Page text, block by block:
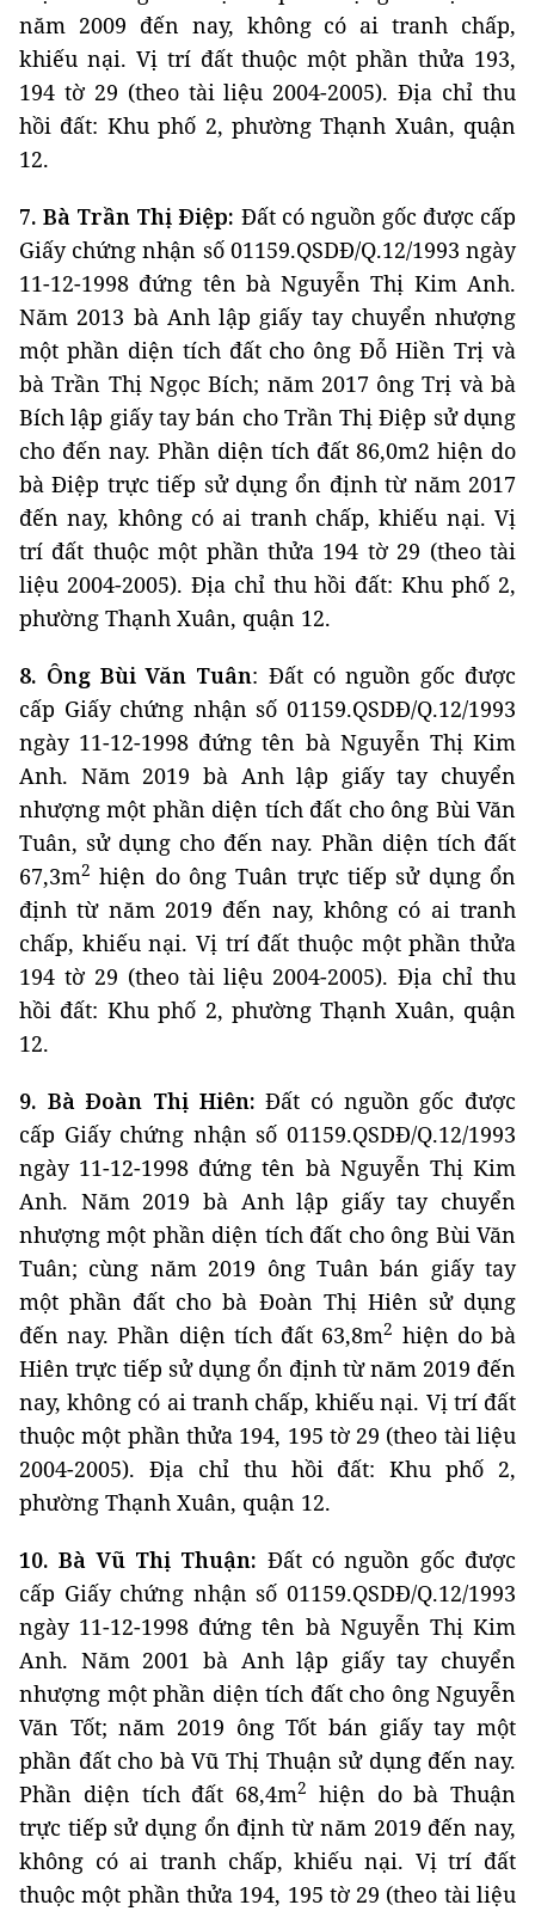
năm 2009 đến nay, không có ai tranh chấp,
khiếu nại. Vị trí đất thuộc một phần thửa 193,
194 tờ 29 (theo tài liệu 2004-2005). Địa chỉ thu
hồi đất: Khu phố 2, phường Thạnh Xuân, quận
12.
7. Bà Trần Thị Điệp: Đất có nguồn gốc được cấp
Giấy chứng nhận số 01159.QSDĐ/Q.12/1993 ngày
11-12-1998 đứng tên bà Nguyễn Thị Kim Anh.
Năm 2013 bà Anh lập giấy tay chuyển nhượng
một phần diện tích đất cho ông Đỗ Hiền Trị và
bà Trần Thị Ngọc Bích; năm 2017 ông Trị và bà
Bích lập giấy tay bán cho Trần Thị Điệp sử dụng
cho đến nay. Phần diện tích đất 86,0m2 hiện do
bà Điệp trực tiếp sử dụng ổn định từ năm 2017
đến nay, không có ai tranh chấp, khiếu nại. Vị
trí đất thuộc một phần thửa 194 tờ 29 (theo tài
liệu 2004-2005). Địa chỉ thu hồi đất: Khu phố 2,
phường Thạnh Xuân, quận 12.
8. Ông Bùi Văn Tuân: Đất có nguồn gốc được
cấp Giấy chứng nhận số 01159.QSDĐ/Q.12/1993
ngày 11-12-1998 đứng tên bà Nguyễn Thị Kim
Anh. Năm 2019 bà Anh lập giấy tay chuyển
nhượng một phần diện tích đất cho ông Bùi Văn
Tuân, sử dụng cho đến nay. Phần diện tích đất
67,3m2 hiện do ông Tuân trực tiếp sử dụng ổn
định từ năm 2019 đến nay, không có ai tranh
chấp, khiếu nại. Vị trí đất thuộc một phần thửa
194 tờ 29 (theo tài liệu 2004-2005). Địa chỉ thu
hồi đất: Khu phố 2, phường Thạnh Xuân, quận
12.
9. Bà Đoàn Thị Hiên: Đất có nguồn gốc được
cấp Giấy chứng nhận số 01159.QSDĐ/Q.12/1993
ngày 11-12-1998 đứng tên bà Nguyễn Thị Kim
Anh. Năm 2019 bà Anh lập giấy tay chuyển
nhượng một phần diện tích đất cho ông Bùi Văn
Tuân; cùng năm 2019 ông Tuân bán giấy tay
một phần đất cho bà Đoàn Thị Hiên sử dụng
đến nay. Phần diện tích đất 63,8m2 hiện do bà
Hiên trực tiếp sử dụng ổn định từ năm 2019 đến
nay, không có ai tranh chấp, khiếu nại. Vị trí đất
thuộc một phần thửa 194, 195 tờ 29 (theo tài liệu
2004-2005). Địa chỉ thu hồi đất: Khu phố 2,
phường Thạnh Xuân, quận 12.
10. Bà Vũ Thị Thuận: Đất có nguồn gốc được
cấp Giấy chứng nhận số 01159.QSDĐ/Q.12/1993
ngày 11-12-1998 đứng tên bà Nguyễn Thị Kim
Anh. Năm 2001 bà Anh lập giấy tay chuyển
nhượng một phần diện tích đất cho ông Nguyễn
Văn Tốt; năm 2019 ông Tốt bán giấy tay một
phần đất cho bà Vũ Thị Thuận sử dụng đến nay.
Phần diện tích đất 68,4m2
hiện do bà Thuận
trực tiếp sử dụng ổn định từ năm 2019 đến nay,
không có ai tranh chấp, khiếu nại. Vị trí đất
thuộc một phần thửa 194, 195 tờ 29 (theo tài liệu